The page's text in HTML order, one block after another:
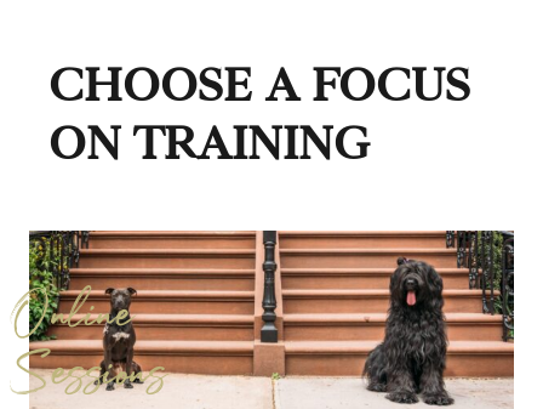
CHOOSE A FOCUS
ON TRAINING
Online
Sessions